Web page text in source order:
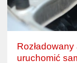
uruchomić